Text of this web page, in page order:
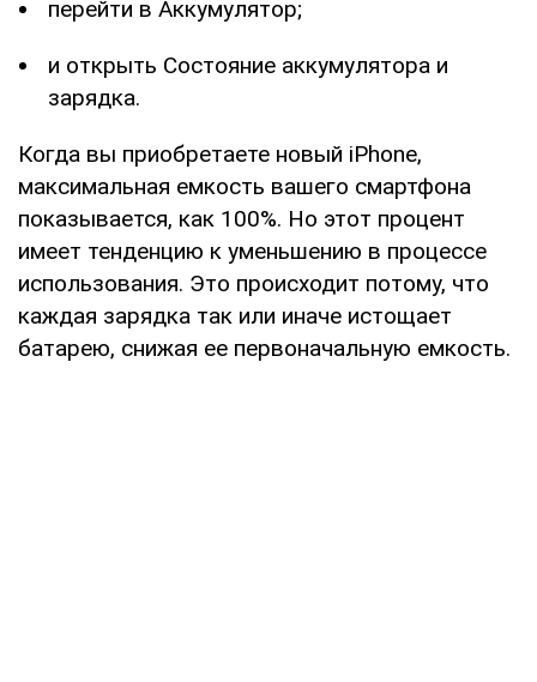
перейти в Аккумулятор;
и открыть Состояние аккумулятора и
зарядка.
Когда вы приобретаете новый iPhone,
максимальная емкость вашего смартфона
показывается, как 100%. Но этот процент
имеет тенденцию к уменьшению в процессе
использования. Это происходит потому, что
каждая зарядка так или иначе истощает
батарею, снижая ее первоначальную емкость.